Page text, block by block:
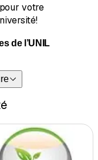
votre
de l’UNIL
? Vous
Nous vous
intensifsavec
de près de 90%
d’admission